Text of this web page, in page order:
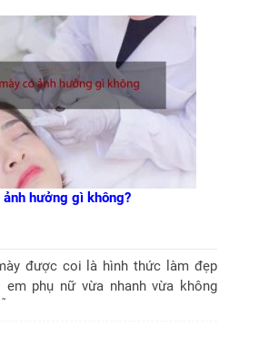
hưởng gì không?
được coi là hình thức làm đẹp
phụ nữ vừa nhanh vừa không